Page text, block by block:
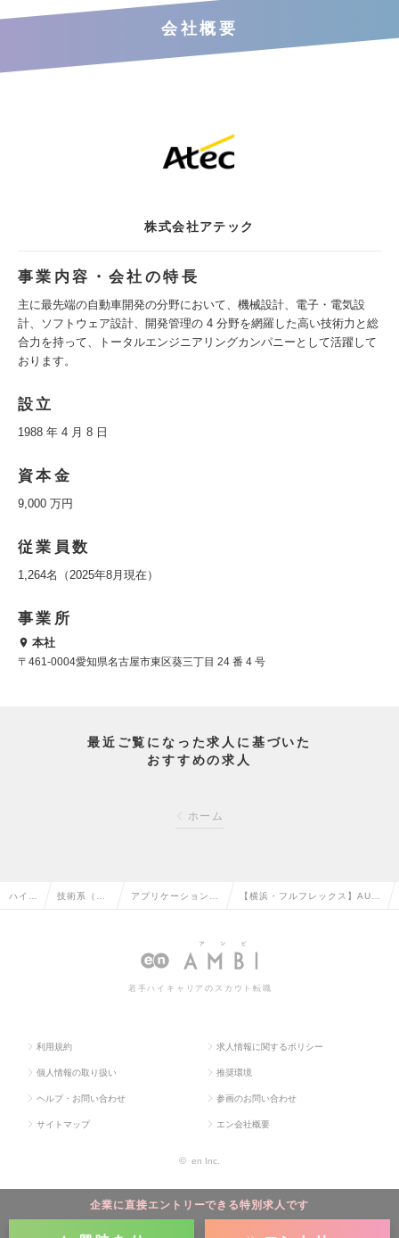
会社概要
株式会社アテック
事業内容・会社の特長
主に最先端の自動車開発の分野において、機械設計、電子・電気設
計、ソフトウェア設計、開発管理の 4 分野を網羅した高い技術力と総
合力を持って、トータルエンジニアリングカンパニーとして活躍して
おります。
設立
1988 年 4 月 8 日
資本金
9,000 万円
従業員数
1,264名（2025年8月現在）
事業所
本社
〒461-0004愛知県名古屋市東区葵三丁目 24 番 4 号
最近ご覧になった求人に基づいた
おすすめの求人
ホーム
企業に直接エントリーできる特別求人です
ハイク 技術系（電 アプリケーション開
御・組み込み系）の
【横浜・フルフレックス】AUT
Vector社認定パートナーの求人
若手ハイキャリアのスカウト転職
利用規約 求人情報に関するポリシー
個人情報の取り扱い 推奨環境
ヘルプ・お問い合わせ 参画のお問い合わせ
サイトマップ エン会社概要
© en Inc.